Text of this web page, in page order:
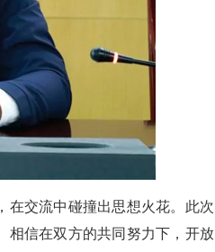
在交流中碰撞出思想火花。此次
相信在双方的共同努力下，开放